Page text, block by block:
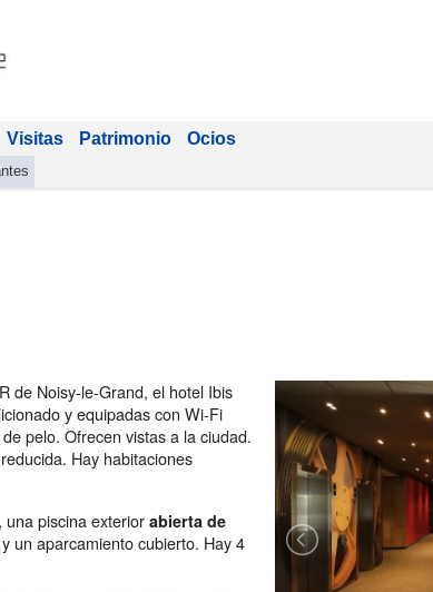
Visitas Patrimonio Ocios
de Noisy-le-Grand, el hotel Ibis
y equipadas con Wi-Fi
pelo. Ofrecen vistas a la ciudad.
Hay habitaciones
piscina exterior abierta de
un aparcamiento cubierto. Hay 4